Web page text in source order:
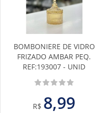
BOMBONIERE DE VIDRO
FRIZADO AMBAR PEQ.
REF:193007 - UNID
R$ 8,99